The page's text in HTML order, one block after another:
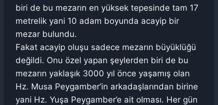
biri de bu mezarın en yüksek tepesinde tam 17
metrelik yani 10 adam boyunda acayip bir
mezar bulundu.
Fakat acayip oluşu sadece mezarın büyüklüğü
değildi. Onu özel yapan şeylerden biri de bu
mezarın yaklaşık 3000 yıl önce yaşamış olan
Hz. Musa Peygamber’in arkadaşlarından birine
yani Hz. Yuşa Peygamber’e ait olması. Her gün